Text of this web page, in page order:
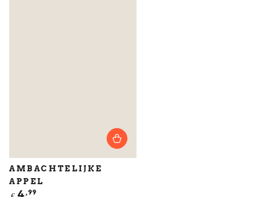
AMBACHTELIJKE
APPEL
Normale
,99